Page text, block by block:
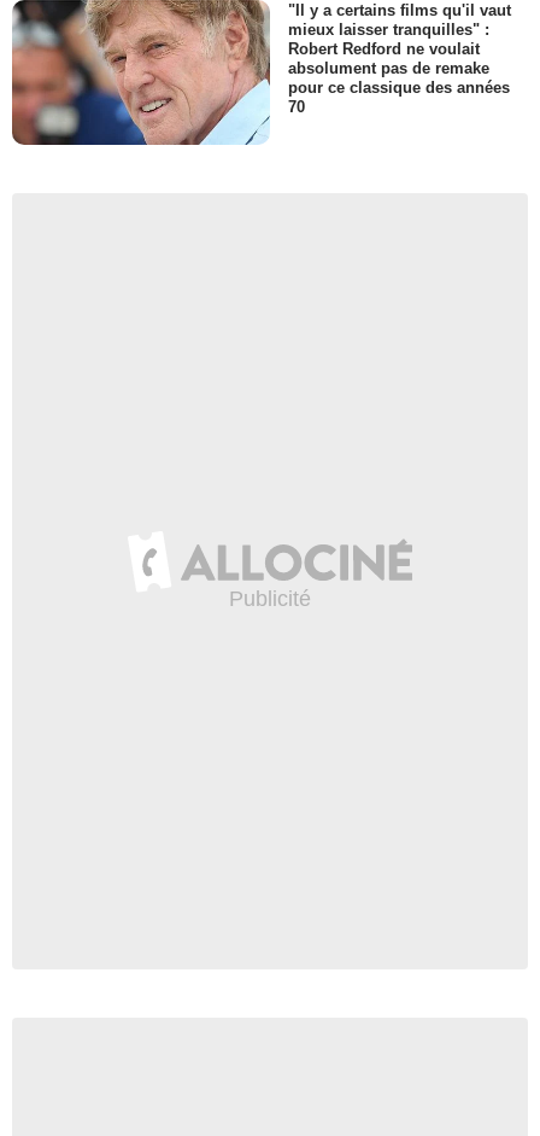
"Il y a certains films qu'il vaut
mieux laisser tranquilles" :
Robert Redford ne voulait
absolument pas de remake
pour ce classique des années
70